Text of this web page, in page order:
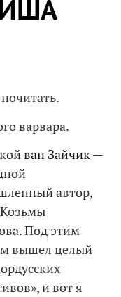
варвара.
ван Зайчик—
автор,
Под этим
вышел целый
и вот я